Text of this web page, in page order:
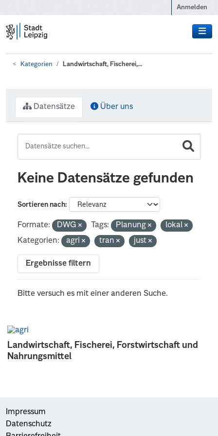
Anmelden
Kategorien Landwirtschaft, Fischerei,...
Landwirtschaft, Fischerei, Forstwirtschaft und
Nahrungsmittel
Datensätze Über uns
Keine Datensätze gefunden
Sortieren nach
Formate: DWG Tags: Planung
lokal
Kategorien:
agri tran just
Ergebnisse filtern
Bitte versuch es mit einer anderen Suche.
Impressum
Datenschutz